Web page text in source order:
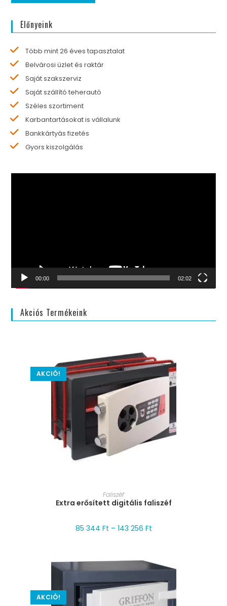
Előnyeink
Több mint 26 éves tapasztalat
Belvárosi üzlet és raktár
Saját szakszerviz
Saját szállító teherautó
Széles szortiment
Karbantartásokat is vállalunk
Bankkártyás fizetés
Gyors kiszolgálás
00:00 02:02
Akciós Termékeink
AKCIÓ!
MÉRET VÁLASZTÁSA
Faliszéf
Extra erősített digitális faliszéf
85 344 Ft – 143 256 Ft
AKCIÓ!